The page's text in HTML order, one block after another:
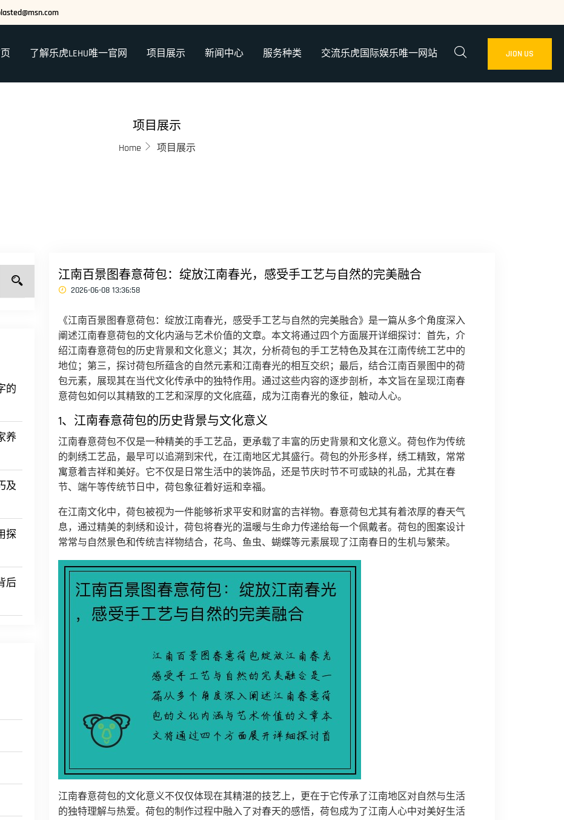
了解乐虎LEHU唯一官网 项目展示 新闻中心 服务种类 交流乐虎国际娱乐唯一网站 JION US
项目展示
Home 项目展示
的
养
及
探
后
江南百景图春意荷包：绽放江南春光，感受手工艺与自然的完美融合
2026-06-08 13:36:58
《江南百景图春意荷包：绽放江南春光，感受手工艺与自然的完美融合》是一篇从多个角度深入
阐述江南春意荷包的文化内涵与艺术价值的文章。本文将通过四个方面展开详细探讨：首先，介
绍江南春意荷包的历史背景和文化意义；其次，分析荷包的手工艺特色及其在江南传统工艺中的
地位；第三，探讨荷包所蕴含的自然元素和江南春光的相互交织；最后，结合江南百景图中的荷
包元素，展现其在当代文化传承中的独特作用。通过这些内容的逐步剖析，本文旨在呈现江南春
意荷包如何以其精致的工艺和深厚的文化底蕴，成为江南春光的象征，触动人心。
1、江南春意荷包的历史背景与文化意义
江南春意荷包不仅是一种精美的手工艺品，更承载了丰富的历史背景和文化意义。荷包作为传统
的刺绣工艺品，最早可以追溯到宋代，在江南地区尤其盛行。荷包的外形多样，绣工精致，常常
寓意着吉祥和美好。它不仅是日常生活中的装饰品，还是节庆时节不可或缺的礼品，尤其在春
节、端午等传统节日中，荷包象征着好运和幸福。
在江南文化中，荷包被视为一件能够祈求平安和财富的吉祥物。春意荷包尤其有着浓厚的春天气
息，通过精美的刺绣和设计，荷包将春光的温暖与生命力传递给每一个佩戴者。荷包的图案设计
常常与自然景色和传统吉祥物结合，花鸟、鱼虫、蝴蝶等元素展现了江南春日的生机与繁荣。
江南春意荷包的文化意义不仅仅体现在其精湛的技艺上，更在于它传承了江南地区对自然与生活
的独特理解与热爱。荷包的制作过程中融入了对春天的感悟，荷包成为了江南人心中对美好生活